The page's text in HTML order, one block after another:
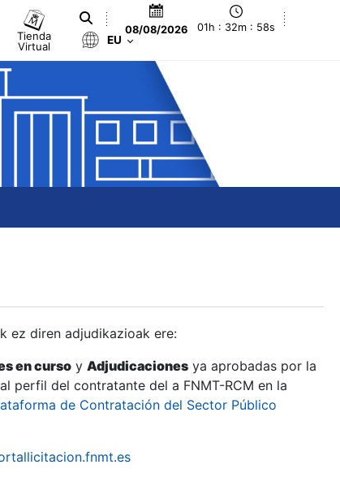
Tienda
Virtual
08/08/2026 01h : 32m : 58s
EU
ez diren adjudikazioak ere:
en curso y Adjudicaciones ya aprobadas por la
perfil del contratante del a FNMT-RCM en la
de Contratación del Sector Público